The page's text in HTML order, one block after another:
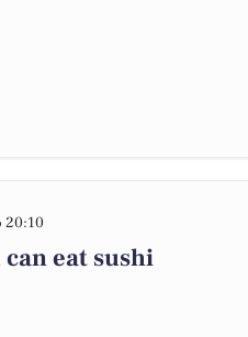
20:10
eat sushi